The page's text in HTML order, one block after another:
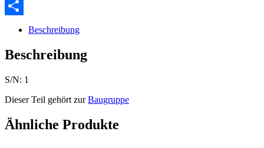
Email
Beschreibung
Beschreibung
S/N: 1
Dieser Teil gehört zurBaugruppe
Ähnliche Produkte